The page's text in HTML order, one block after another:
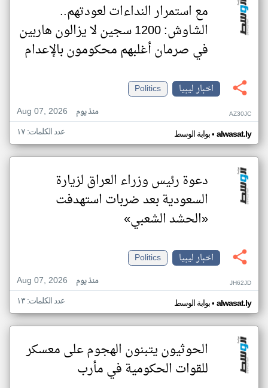
مع استمرار النداءات لعودتهم..
الشاوش: 1200 سجين لا يزالون هاربين
في صرمان أغلبهم محكومون بالإعدام
اخبار ليبيا
Politics
Aug 07, 2026
منذ يوم AZ30JC
بوابة الوسط• alwasat.ly عدد الكلمات: ١٧
دعوة رئيس وزراء العراق لزيارة
السعودية بعد ضربات استهدفت
«الحشد الشعبي»
اخبار ليبيا
Politics
Aug 07, 2026
منذ يوم JH62JD
بوابة الوسط• alwasat.ly عدد الكلمات: ١٣
الحوثيون يتبنون الهجوم على معسكر
للقوات الحكومية في مأرب